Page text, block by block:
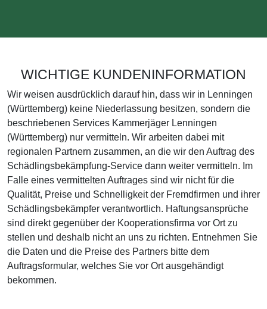
WICHTIGE KUNDENINFORMATION
Wir weisen ausdrücklich darauf hin, dass wir in Lenningen
(Württemberg) keine Niederlassung besitzen, sondern die
beschriebenen Services Kammerjäger Lenningen
(Württemberg) nur vermitteln. Wir arbeiten dabei mit
regionalen Partnern zusammen, an die wir den Auftrag des
Schädlingsbekämpfung-Service dann weiter vermitteln. Im
Falle eines vermittelten Auftrages sind wir nicht für die
Qualität, Preise und Schnelligkeit der Fremdfirmen und ihrer
Schädlingsbekämpfer verantwortlich. Haftungsansprüche
sind direkt gegenüber der Kooperationsfirma vor Ort zu
stellen und deshalb nicht an uns zu richten. Entnehmen Sie
die Daten und die Preise des Partners bitte dem
Auftragsformular, welches Sie vor Ort ausgehändigt
bekommen.